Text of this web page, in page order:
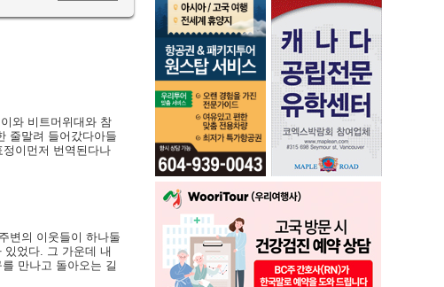
와 비트머위대와 참
줄말려 들어갔다아들
이먼저 번역된다나
변의 이웃들이 하나둘
었다. 그 가운데 내
만나고 돌아오는 길